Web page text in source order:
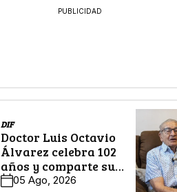
PUBLICIDAD
DIF
Doctor Luis Octavio
Álvarez celebra 102
años y comparte su
legado en Historias
05 Ago, 2026